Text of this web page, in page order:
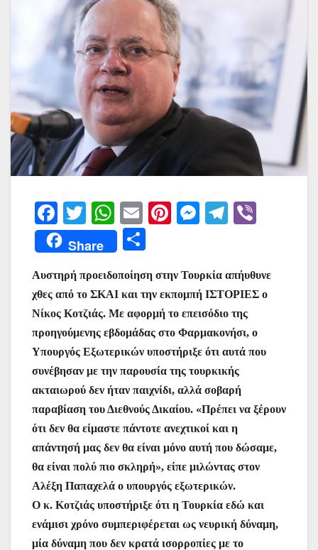
F
a
c
e
b
o
o
k
T
w
itt
er
W
h
at
s
A
p
p
E
m
ai
l
Pi
e
st
M
s
e
n
g
er
T
gr
a
m
Share
ρ
α
σ
τε
ίτ
ε
Αυστηρή προειδοποίηση στην Τουρκία απήυθυνε
χθες από το ΣΚΑΙ και την εκπομπή ΙΣΤΟΡΙΕΣ ο
Νίκος Κοτζιάς. Με αφορμή το επεισόδιο της
προηγούμενης εβδομάδας στο Φαρμακονήσι, ο
Υπουργός Εξωτερικών υποστήριξε ότι αυτά που
συνέβησαν με την παρουσία της τουρκικής
ακταιωρού δεν ήταν παιχνίδι, αλλά σοβαρή
παραβίαση του Διεθνούς Δικαίου. «Πρέπει να ξέρουν
ότι δεν θα είμαστε πάντοτε ανεχτικοί και η
απάντησή μας δεν θα είναι μόνο αυτή που δώσαμε,
θα είναι πολύ πιο σκληρή», είπε μιλώντας στον
Αλέξη Παπαχελά ο υπουργός εξωτερικών.
Ο κ. Κοτζιάς υποστήριξε ότι η Τουρκία εδώ και
ενάμισι χρόνο συμπεριφέρεται ως νευρική δύναμη,
μία δύναμη που δεν κρατά ισορροπίες με το